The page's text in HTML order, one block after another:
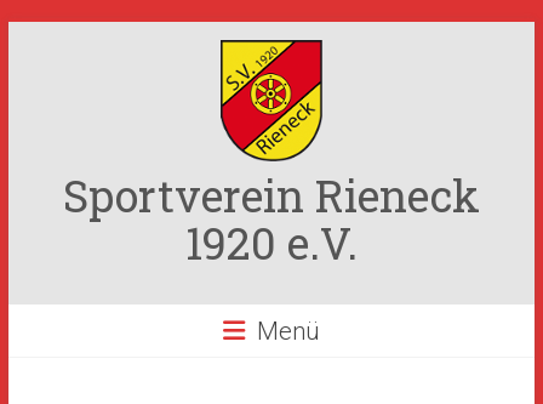
Sportverein Rieneck
1920 e.V.
Menü